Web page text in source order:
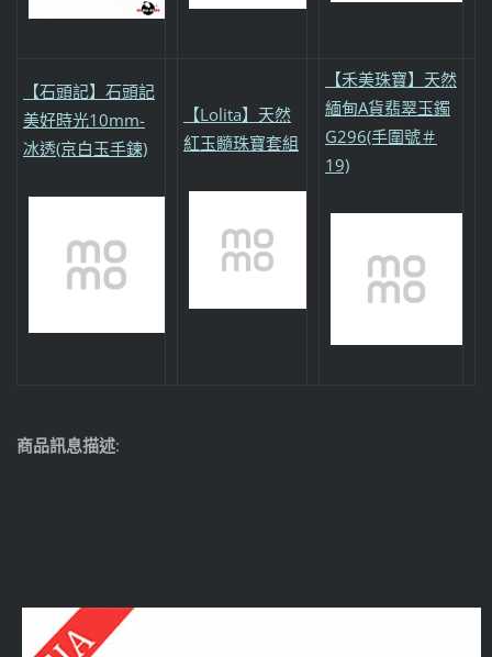
【石頭記】石頭記
美好時光10mm-
冰透(京白玉手鍊)
【Lolita】天然
紅玉髓珠寶套組
【禾美珠寶】天然
緬甸A貨翡翠玉鐲
G296(手圍號＃
19)
商品訊息描述: